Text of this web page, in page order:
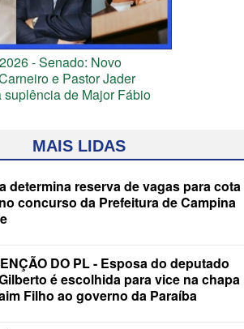
- Senado: Novo
e Pastor Jader
suplência de Major Fábio
MAIS LIDAS
determina reserva de vagas para cota
concurso da Prefeitura de Campina
DO PL - Esposa do deputado
é escolhida para vice na chapa
Filho ao governo da Paraíba